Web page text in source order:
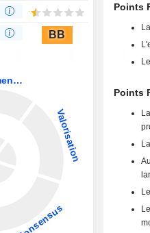
BB
Points
Points